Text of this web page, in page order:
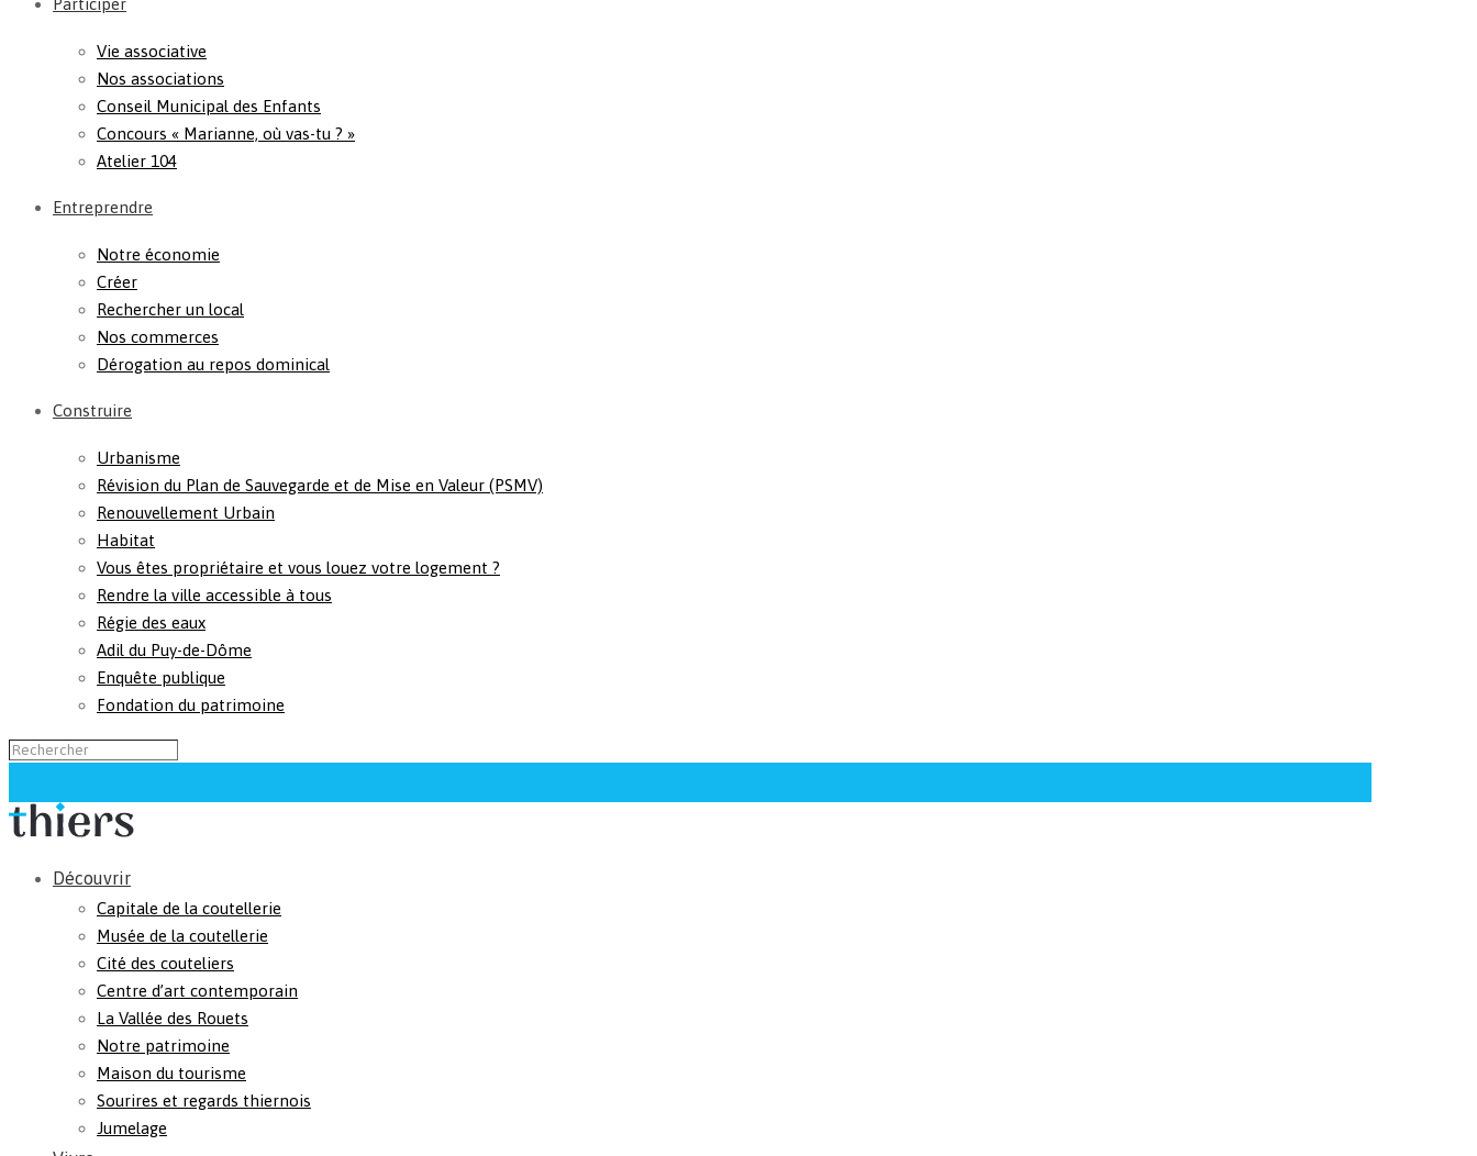
Participer
Vie associative
Nos associations
Conseil Municipal des Enfants
Concours « Marianne, où vas-tu ? »
Atelier 104
Entreprendre
Notre économie
Créer
Rechercher un local
Nos commerces
Dérogation au repos dominical
Construire
Urbanisme
Révision du Plan de Sauvegarde et de Mise en Valeur (PSMV)
Renouvellement Urbain
Habitat
Vous êtes propriétaire et vous louez votre logement ?
Rendre la ville accessible à tous
Régie des eaux
Adil du Puy-de-Dôme
Enquête publique
Fondation du patrimoine
Découvrir
Capitale de la coutellerie
Musée de la coutellerie
Cité des couteliers
Centre d’art contemporain
La Vallée des Rouets
Notre patrimoine
Maison du tourisme
Sourires et regards thiernois
Jumelage